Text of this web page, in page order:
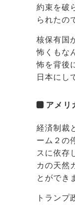
約束を破
られたの
核保有国
怖くもな
怖を背後
日本にし
アメリ
経済制裁
ーム２の
スに依存
カの天然
とができ
トランプ